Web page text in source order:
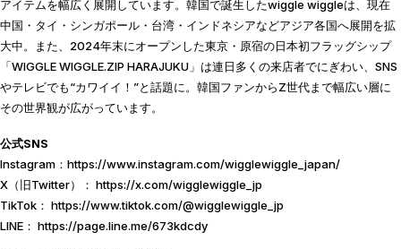
アイテムを幅広く展開しています。韓国で誕生したwiggle wiggleは、現在
中国・タイ・シンガポール・台湾・インドネシアなどアジア各国へ展開を拡
大中。また、2024年末にオープンした東京・原宿の日本初フラッグシップ
「WIGGLE WIGGLE.ZIP HARAJUKU」は連日多くの来店者でにぎわい、SNS
やテレビでも“カワイイ！”と話題に。韓国ファンからZ世代まで幅広い層に
その世界観が広がっています。
公式SNS
Instagram： https://www.instagram.com/wigglewiggle_japan/
X（旧Twitter）： https://x.com/wigglewiggle_jp
TikTok： https://www.tiktok.com/@wigglewiggle_jp
LINE： https://page.line.me/673kdcdy